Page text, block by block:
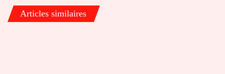
de
FranceArticles similaires